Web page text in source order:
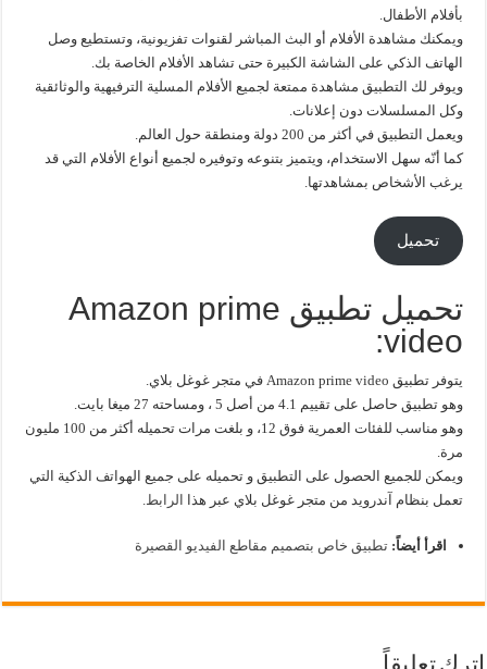
بأفلام الأطفال.
ويمكنك مشاهدة الأفلام أو البث المباشر لقنوات تفزيونية، وتستطيع وصل
الهاتف الذكي على الشاشة الكبيرة حتى تشاهد الأفلام الخاصة بك.
ويوفر لك التطبيق مشاهدة ممتعة لجميع الأفلام المسلية الترفيهية والوثائقية
وكل المسلسلات دون إعلانات.
ويعمل التطبيق في أكثر من 200 دولة ومنطقة حول العالم.
كما أنّه سهل الاستخدام، ويتميز بتنوعه وتوفيره لجميع أنواع الأفلام التي قد
يرغب الأشخاص بمشاهدتها.
تحميل
تحميل تطبيق Amazon prime
video:
يتوفر تطبيق Amazon prime video في متجر غوغل بلاي.
وهو تطبيق حاصل على تقييم 4.1 من أصل 5 ، ومساحته 27 ميغا بايت.
وهو مناسب للفئات العمرية فوق 12، و بلغت مرات تحميله أكثر من 100 مليون
مرة.
ويمكن للجميع الحصول على التطبيق و تحميله على جميع الهواتف الذكية التي
تعمل بنظام آندرويد من متجر غوغل بلاي عبر هذا
الرابط.
اقرأ أيضاً: تطبيق خاص بتصميم مقاطع الفيديو القصيرة